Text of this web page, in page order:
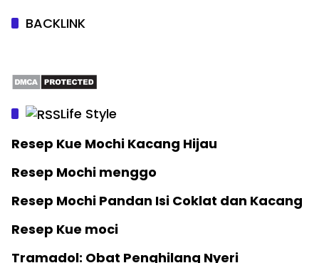
BACKLINK
Life Style
Resep Kue Mochi Kacang Hijau
Resep Mochi menggo
Resep Mochi Pandan Isi Coklat dan Kacang
Resep Kue moci
Tramadol: Obat Penghilang Nyeri